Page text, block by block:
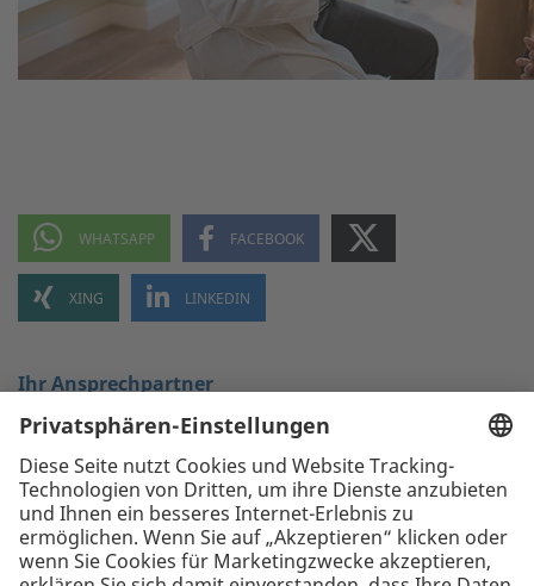
Ihr Ansprechpartner
Mario Heinisch
+43 1 58910-202
E-Mail schreiben